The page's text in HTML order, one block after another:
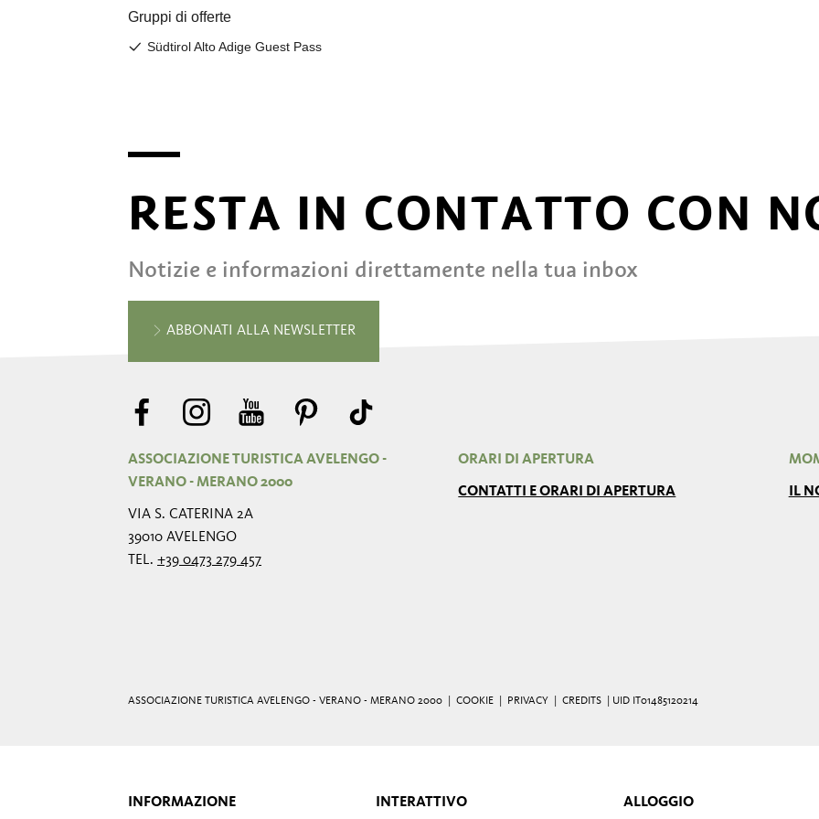
RESTA IN CONTATTO CON
Notizie e informazioni direttamente nella tua inbox
ABBONATI ALLA NEWSLETTER
ASSOCIAZIONE TURISTICA AVELENGO -
VERANO - MERANO 2000
VIA S. CATERINA 2A
39010 AVELENGO
TEL. +39 0473 279 457
ORARI DI APERTURA
CONTATTI E ORARI DI APERTURA IL
ASSOCIAZIONE TURISTICA AVELENGO - VERANO - MERANO 2000 | COOKIE PRIVACY CREDITS | UID IT01485120214
INFORMAZIONE INTERATTIVO ALLOGGIO